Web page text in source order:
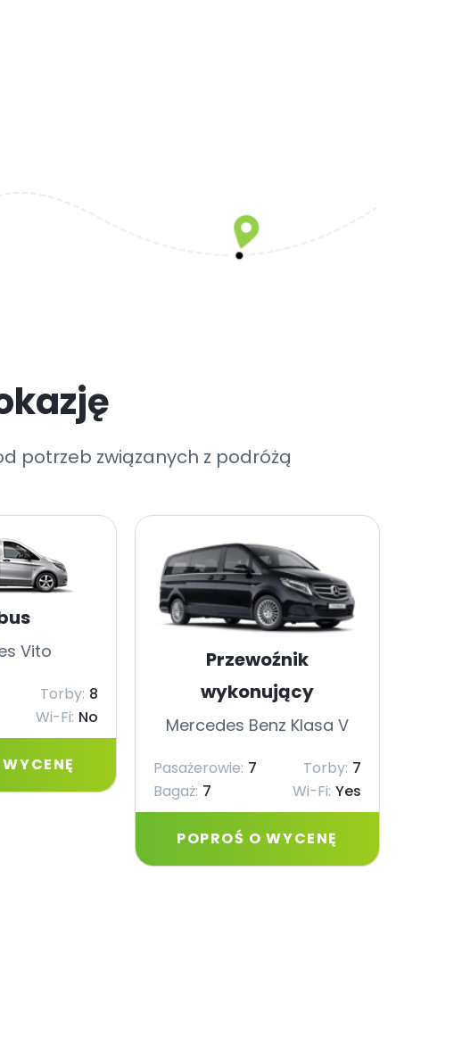
potrzeb związanych z podróżą
Vito
Torby: 8
Wi-Fi: No
Przewoźnik
wykonujący
Mercedes Benz Klasa V
Pasażerowie: 7 Torby: 7
Bagaż: 7 Wi-Fi: Yes
POPROŚ O WYCENĘ